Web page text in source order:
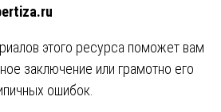
этого ресурса поможет вам
заключение или грамотно его
ошибок.